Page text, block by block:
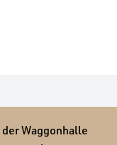
Waggonhalle